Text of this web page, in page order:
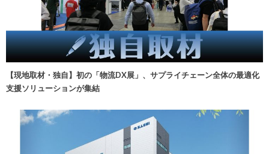
【現地取材・独自】初の「物流DX展」、サプライチェーン全体の最適化
支援ソリューションが集結